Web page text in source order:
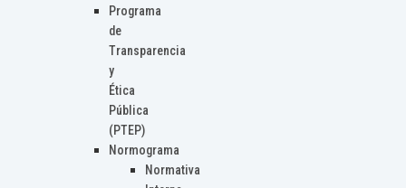
Programa
de
Transparencia
y
Ética
Pública
(PTEP)
Normograma
Normativa